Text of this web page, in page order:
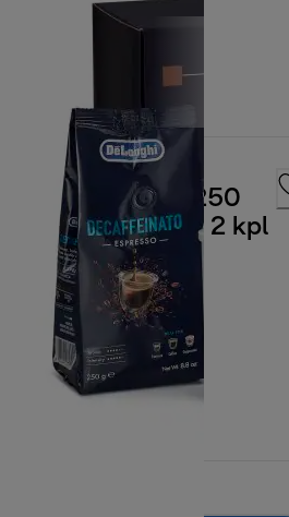
sisältää 4 kpl 250
kahvipapuja, 2 kpl
ja